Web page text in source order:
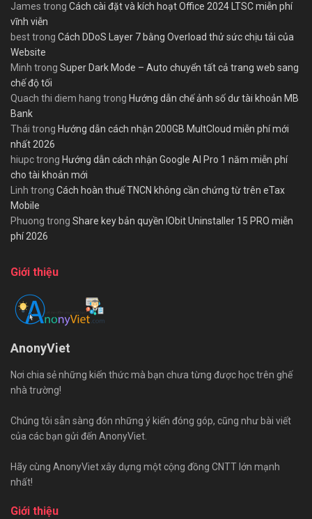
James trong Cách cài đặt và kích hoạt Office 2024 LTSC miễn phí
vĩnh viễn
besttrong Cách DDoS Layer 7 bằng Overload thử sức chịu tải của
Website
Minh trong Super Dark Mode – Auto chuyển tất cả trang web sang
chế độ tối
Quach thi diem hang trong Hướng dẫn chế ảnh số dư tài khoản MB
Bank
Thái trong Hướng dẫn cách nhận 200GB MultCloud miễn phí mới
nhất 2026
hiupctrong Hướng dẫn cách nhận Google AI Pro 1 năm miễn phí
cho tài khoản mới
Linh trong Cách hoàn thuế TNCN không cần chứng từ trên eTax
Mobile
Phuong trong Share key bản quyền IObit Uninstaller 15 PRO miễn
phí 2026
Giới thiệu
AnonyViet
Nơi chia sẻ những kiến thức mà bạn chưa từng được học trên ghế
nhà trường!
Chúng tôi sẵn sàng đón những ý kiến đóng góp, cũng như bài viết
của các bạn gửi đến AnonyViet.
Hãy cùng AnonyViet xây dựng một cộng đồng CNTT lớn mạnh
nhất!
Giới thiệu